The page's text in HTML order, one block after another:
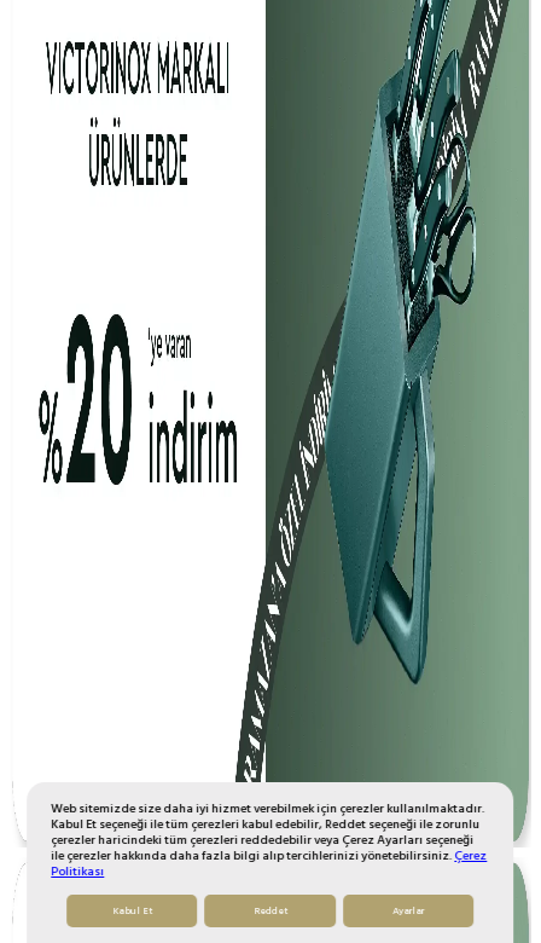
Web sitemizde size daha iyi hizmet verebilmek için çerezler kullanılmaktadır.
Kabul Et seçeneği ile tüm çerezleri kabul edebilir, Reddet seçeneği ile zorunlu
çerezler haricindeki tüm çerezleri reddedebilir veya Çerez Ayarları seçeneği
ile çerezler hakkında daha fazla bilgi alıp tercihlerinizi yönetebilirsiniz.Çerez
Politikası
Kabul Et Reddet Ayarlar